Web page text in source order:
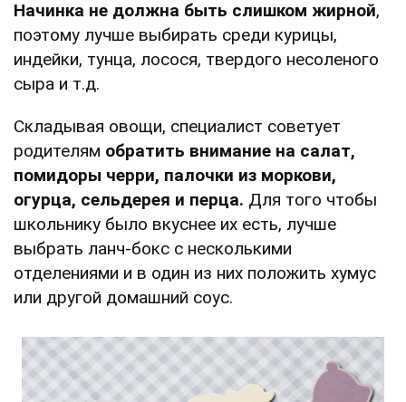
Начинка не должна быть слишком жирной,
поэтому лучше выбирать среди курицы,
индейки, тунца, лосося, твердого несоленого
сыра и т.д.
Складывая овощи, специалист советует
родителям обратить внимание на салат,
помидоры черри, палочки из моркови,
огурца, сельдерея и перца. Для того чтобы
школьнику было вкуснее их есть, лучше
выбрать ланч-бокс с несколькими
отделениями и в один из них положить хумус
или другой домашний соус.